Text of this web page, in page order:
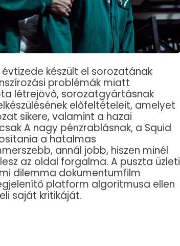
készült el sorozatának
problémák miatt
létrejövő, sorozatgyártásnak
előfeltételeit, amelyet
sikere, valamint a hazai
A nagy pénzrablásnak, a Squid
a hatalmas
annál jobb, hiszen minél
az oldal forgalma. A puszta üzleti
dilemma dokumentumfilm
platform algoritmusa ellen
saját kritikáját.